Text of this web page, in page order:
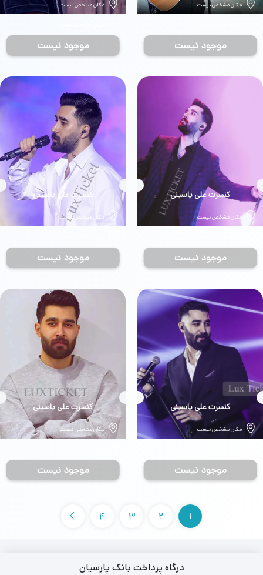
مکان مشخص نیست
موجود نیست
مکان مشخص نیست
موجود نیست
بلیط
کنسرت علی یاسینی
مکان مشخص نیست
موجود نیست
بلیط
کنسرت علی یاسینی
مکان مشخص نیست
موجود نیست
بلیط
کنسرت علی یاسینی
مکان مشخص نیست
موجود نیست
بلیط
کنسرت علی یاسینی
مکان مشخص نیست
موجود نیست
1
2
3
4
درگاه پرداخت بانک پارسیان